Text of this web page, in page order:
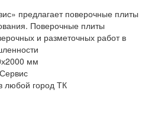
предлагает поверочные плиты
Поверочные плиты
и разметочных работ в
мм
любой город ТК